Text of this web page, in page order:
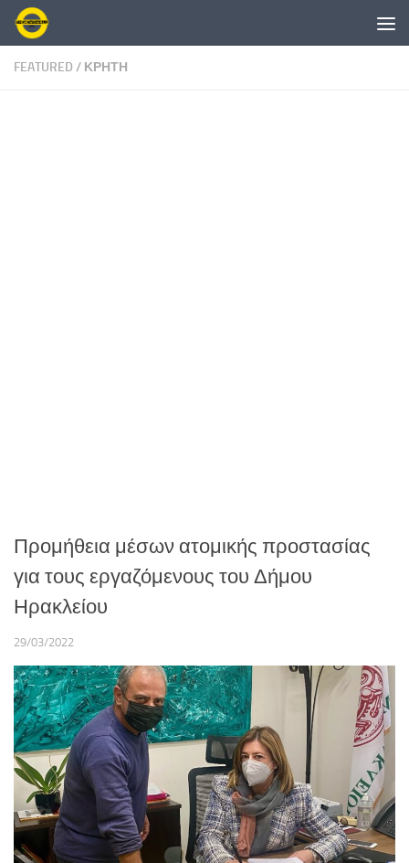
Skip to content
FEATURED / ΚΡΗΤΗ
Προμήθεια μέσων ατομικής προστασίας
για τους εργαζόμενους του Δήμου
Ηρακλείου
29/03/2022